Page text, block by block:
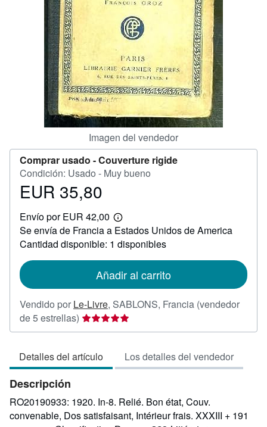
Imagen del vendedor
Comprar usado -Couverture rigide
Condición: Usado - Muy bueno
Precio
35,80
EUR 35,80
Envío por EUR 42,00
Más
información
sobre
las
envío
Se envía de Francia a Estados Unidos de America
Cantidad disponible: 1 disponibles
Añadir al carrito
Vendido por Le-Livre, SABLONS, Francia (vendedor
de 5 estrellas) Calificación
del
5
de
estrellas
Detalles del artículo Los detalles del vendedor
Descripción
RO20190933: 1920. In-8. Relié. Bon état, Couv.
convenable, Dos satisfaisant, Intérieur frais. XXXIII + 191